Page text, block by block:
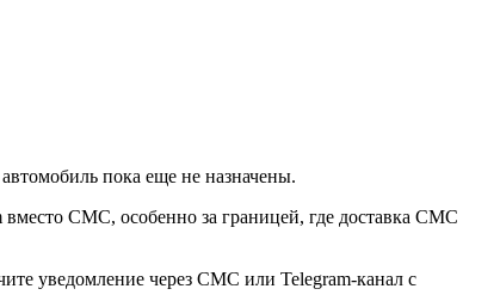
пока еще не назначены.
вместо СМС, особенно за границей, где доставка СМС
уведомление через СМС или Telegram-канал с